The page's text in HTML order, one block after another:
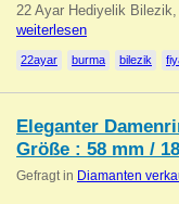
22 Ayar Hediyelik
weiterlesen
22ayar burma bilezik
Eleganter
Größe : 58 mm /
Gefragt in Diamanten